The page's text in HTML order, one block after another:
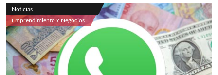
Noticias
Emprendimiento Y Negocios